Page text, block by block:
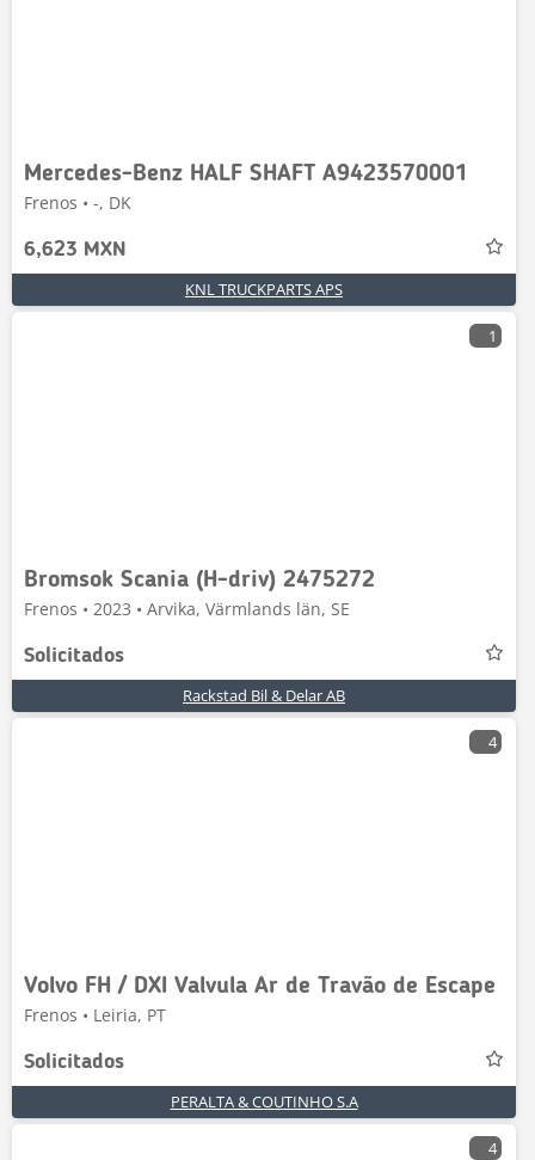
Mercedes-Benz HALF SHAFT A9423570001
Frenos • -, DK
6,623 MXN
KNL TRUCKPARTS APS
1
Bromsok Scania (H-driv) 2475272
Frenos • 2023 • Arvika, Värmlands län, SE
Solicitados
Rackstad Bil & Delar AB
4
Volvo FH / DXI Valvula Ar de Travão de Escape
Frenos • Leiria, PT
Solicitados
PERALTA & COUTINHO S.A
4